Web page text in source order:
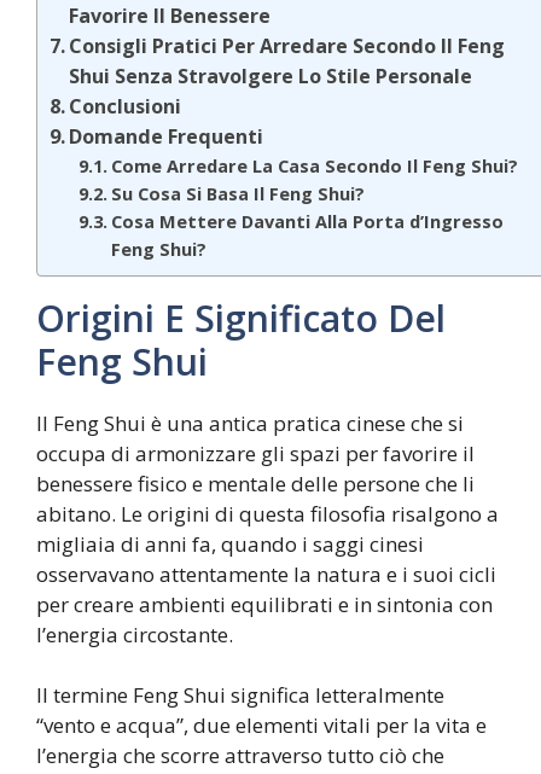
Favorire Il Benessere
Consigli Pratici Per Arredare Secondo Il Feng
Shui Senza Stravolgere Lo Stile Personale
Conclusioni
Domande Frequenti
Come Arredare La Casa Secondo Il Feng Shui?
Su Cosa Si Basa Il Feng Shui?
Cosa Mettere Davanti Alla Porta d’Ingresso
Feng Shui?
Origini E Significato Del
Feng Shui
Il Feng Shui è una antica pratica cinese che si
occupa di armonizzare gli spazi per favorire il
benessere fisico e mentale delle persone che li
abitano. Le origini di questa filosofia risalgono a
migliaia di anni fa, quando i saggi cinesi
osservavano attentamente la natura e i suoi cicli
per creare ambienti equilibrati e in sintonia con
l’energia circostante.
Il termine Feng Shui significa letteralmente
“vento e acqua”, due elementi vitali per la vita e
l’energia che scorre attraverso tutto ciò che